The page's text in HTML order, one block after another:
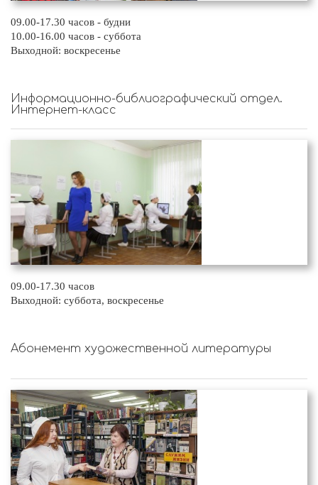
09.00-17.30 часов - будни
10.00-16.00 часов - суббота
Выходной: воскресенье
Информационно-библиографический отдел.
Интернет-класс
09.00-17.30 часов
Выходной: суббота, воскресенье
Абонемент художественной литературы